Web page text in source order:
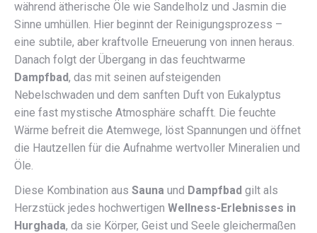
während ätherische Öle wie Sandelholz und Jasmin die
Sinne umhüllen. Hier beginnt der Reinigungsprozess –
eine subtile, aber kraftvolle Erneuerung von innen heraus.
Danach folgt der Übergang in das feuchtwarme
Dampfbad, das mit seinen aufsteigenden
Nebelschwaden und dem sanften Duft von Eukalyptus
eine fast mystische Atmosphäre schafft. Die feuchte
Wärme befreit die Atemwege, löst Spannungen und öffnet
die Hautzellen für die Aufnahme wertvoller Mineralien und
Öle.
Diese Kombination aus Sauna und Dampfbad gilt als
Herzstück jedes hochwertigen Wellness-Erlebnisses in
Hurghada, da sie Körper, Geist und Seele gleichermaßen